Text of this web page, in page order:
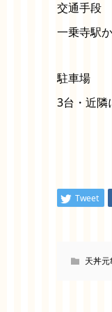
交通手段
一乗寺駅
駐車
3台・近隣
Tweet
天丼元